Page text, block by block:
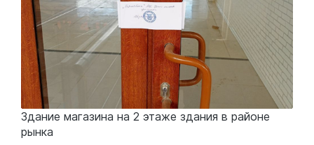
Здание магазина на 2 этаже здания в районе
рынка